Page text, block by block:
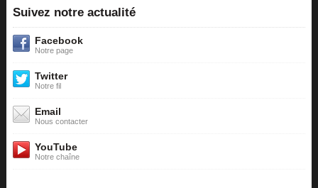
Suivez notre actualité
Facebook
Notre page
Twitter
Notre fil
Email
Nous contacter
YouTube
Notre chaîne